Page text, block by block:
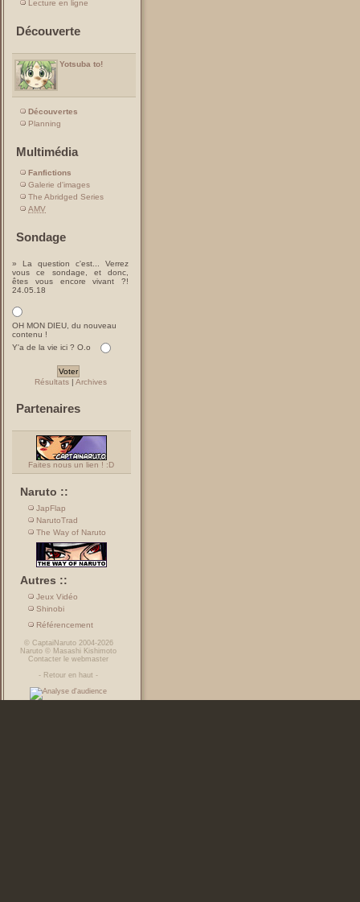
Lecture en ligne
Découverte
Yotsuba to!
Découvertes
Planning
Multimédia
Fanfictions
Galerie d'images
The Abridged Series
AMV
Sondage
» La question c'est... Verrez
vous ce sondage, et donc,
êtes vous encore vivant ?!
24.05.18
OH MON DIEU, du nouveau
contenu !
Y'a de la vie ici ? O.o
Résultats| Archives
Partenaires
Faites nous un lien ! :D
Naruto ::
JapFlap
NarutoTrad
The Way of Naruto
Autres ::
Jeux Vidéo
Shinobi
Référencement
© CaptaiNaruto2004-2026
Naruto © Masashi Kishimoto
Contacter le webmaster
- Retour en haut -